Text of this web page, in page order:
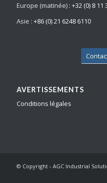
Europe (matinée) : +32 (0) 8 11
Asie : +86 (0) 21 6248 6110
AVERTISSEMENTS
Conditions légales
© Copyright - AGC Industrial